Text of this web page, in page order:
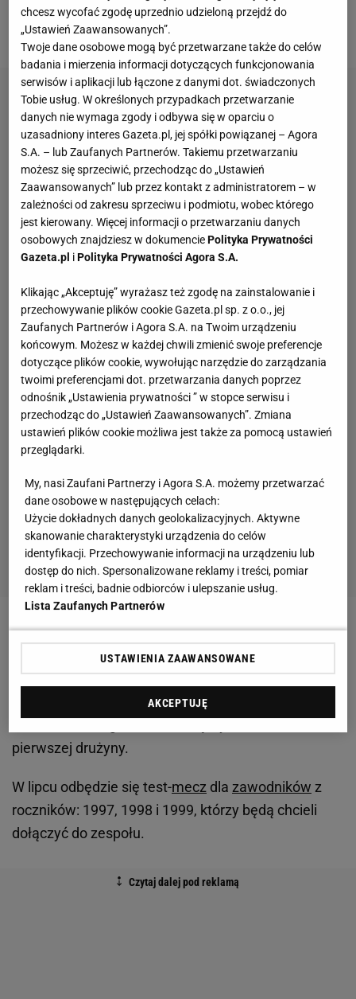
Ćwierkamy dla was o sporcie na Śląsku >>
Po wielu latach przerwy Zagłębie znowu będzie
miało zespół rezerw. Zawynikidrużyny ma
odpowiadać trener Karol Michaliski - tak nas
zapewniał prezes Marcin Jaroszewski - który w
pierwszej drużyny.
W lipcu odbędzie się test-mecz dla zawodników z
roczników: 1997, 1998 i 1999, którzy będą chcieli
dołączyć do zespołu.
chcesz wycofać zgodę uprzednio udzieloną przejdź do
„Ustawień Zaawansowanych”.
Twoje dane osobowe mogą być przetwarzane także do celów
badania i mierzenia informacji dotyczących funkcjonowania
serwisów i aplikacji lub łączone z danymi dot. świadczonych
Tobie usług. W określonych przypadkach przetwarzanie
danych nie wymaga zgody i odbywa się w oparciu o
uzasadniony interes Gazeta.pl, jej spółki powiązanej – Agora
S.A. – lub Zaufanych Partnerów. Takiemu przetwarzaniu
możesz się sprzeciwić, przechodząc do „Ustawień
Zaawansowanych” lub przez kontakt z administratorem – w
zależności od zakresu sprzeciwu i podmiotu, wobec którego
jest kierowany. Więcej informacji o przetwarzaniu danych
osobowych znajdziesz w dokumenciePolityka Prywatności
Gazeta.pl iPolityka Prywatności Agora S.A.
Klikając „Akceptuję” wyrażasz też zgodę na zainstalowanie i
przechowywanie plików cookie Gazeta.pl sp. z o.o., jej
Zaufanych Partnerów i Agora S.A. na Twoim urządzeniu
końcowym. Możesz w każdej chwili zmienić swoje preferencje
dotyczące plików cookie, wywołując narzędzie do zarządzania
twoimi preferencjami dot. przetwarzania danych poprzez
odnośnik „Ustawienia prywatności ” w stopce serwisu i
przechodząc do „Ustawień Zaawansowanych”. Zmiana
ustawień plików cookie możliwa jest także za pomocą ustawień
przeglądarki.
My, nasi Zaufani Partnerzy i Agora S.A. możemy przetwarzać
dane osobowe w następujących celach:
Użycie dokładnych danych geolokalizacyjnych. Aktywne
skanowanie charakterystyki urządzenia do celów
identyfikacji. Przechowywanie informacji na urządzeniu lub
dostęp do nich. Spersonalizowane reklamy i treści, pomiar
reklam i treści, badnie odbiorców i ulepszanie usług.
Lista Zaufanych Partnerów
USTAWIENIA ZAAWANSOWANE
AKCEPTUJĘ